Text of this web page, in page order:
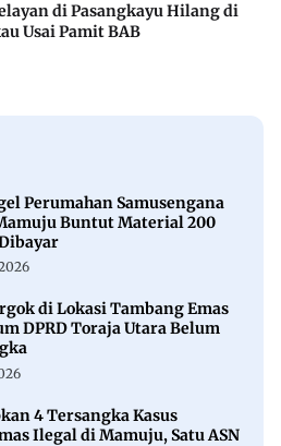
di Pasangkayu Hilang di
Usai Pamit BAB
Perumahan Samusengana
Buntut Material 200
di Lokasi Tambang Emas
DPRD Toraja Utara Belum
4 Tersangka Kasus
Ilegal di Mamuju, Satu ASN